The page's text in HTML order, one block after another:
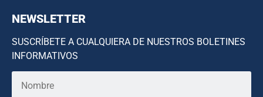
NEWSLETTER
SUSCRÍBETE A CUALQUIERA DE NUESTROS BOLETINES
INFORMATIVOS